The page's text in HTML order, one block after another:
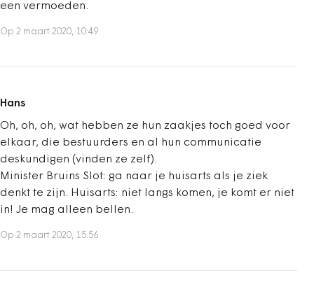
een vermoeden.
Op 2 maart 2020, 10:49
Hans
Oh, oh, oh, wat hebben ze hun zaakjes toch goed voor
elkaar, die bestuurders en al hun communicatie
deskundigen (vinden ze zelf).
Minister Bruins Slot: ga naar je huisarts als je ziek
denkt te zijn. Huisarts: niet langs komen, je komt er niet
in! Je mag alleen bellen.
Op 2 maart 2020, 15:56